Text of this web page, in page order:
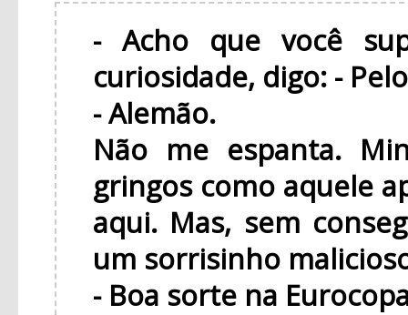
- Acho que você
curiosidade, digo: -
- Alemão.
Não me espanta.
gringos como aquele
aqui. Mas, sem
um sorrisinho
- Boa sorte na